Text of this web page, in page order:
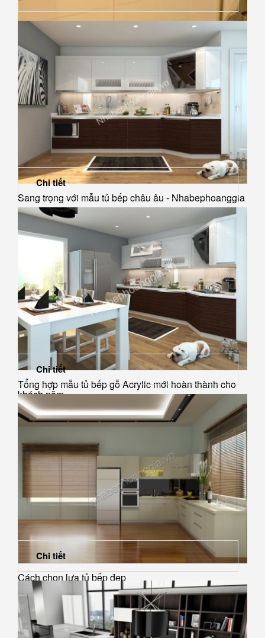
Gợi ý lựa chọn một backsplash phù hợp với nhà bếp
Sang trọng với mẫu tủ bếp châu âu - Nhabephoanggia
Chi tiết
Tổng hợp mẫu tủ bếp gỗ Acrylic mới hoàn thành cho
khách năm...
Chi tiết
Cách chọn lựa tủ bếp đẹp
Chi tiết